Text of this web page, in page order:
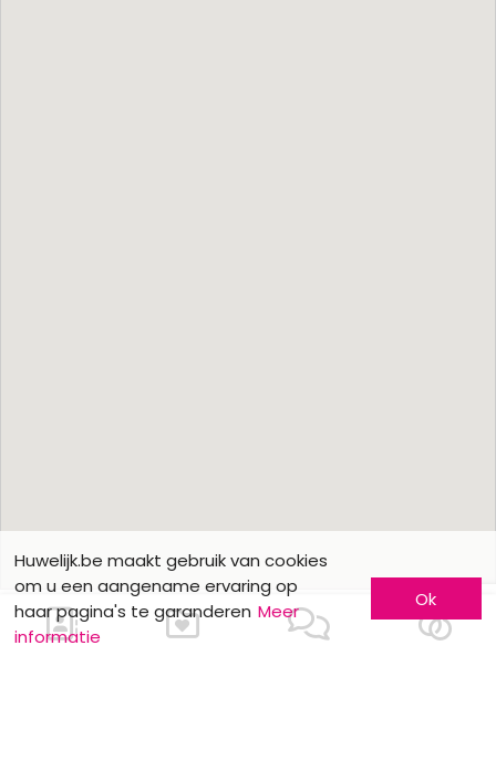
Ons contacteren
Huwelijk.be maakt gebruik van cookies
om u een aangename ervaring op
haar pagina's te garanderen Meer
informatie
Ok